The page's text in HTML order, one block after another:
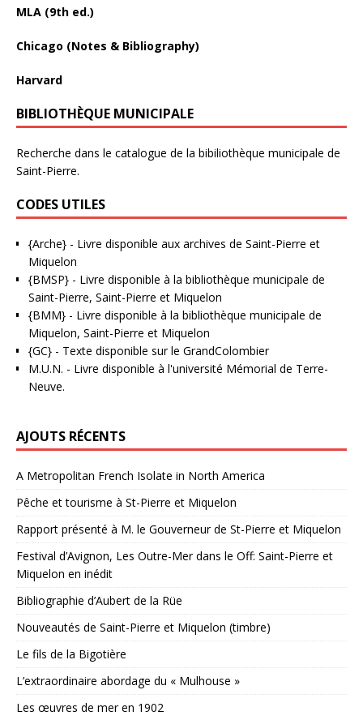
MLA (9th ed.)
Chicago (Notes & Bibliography)
Harvard
BIBLIOTHÈQUE MUNICIPALE
Recherche dans le catalogue de la bibiliothèque municipale de
Saint-Pierre.
CODES UTILES
{Arche} - Livre disponible aux archives de Saint-Pierre et
Miquelon
{BMSP} - Livre disponible à la bibliothèque municipale de
Saint-Pierre, Saint-Pierre et Miquelon
{BMM} - Livre disponible à la bibliothèque municipale de
Miquelon, Saint-Pierre et Miquelon
{GC} - Texte disponible sur le GrandColombier
M.U.N. - Livre disponible à l'université Mémorial de Terre-
Neuve.
AJOUTS RÉCENTS
A Metropolitan French Isolate in North America
Pêche et tourisme à St-Pierre et Miquelon
Rapport présenté à M. le Gouverneur de St-Pierre et Miquelon
Festival d’Avignon, Les Outre-Mer dans le Off: Saint-Pierre et
Miquelon en inédit
Bibliographie d’Aubert de la Rüe
Nouveautés de Saint-Pierre et Miquelon (timbre)
Le fils de la Bigotière
L’extraordinaire abordage du « Mulhouse »
Les œuvres de mer en 1902